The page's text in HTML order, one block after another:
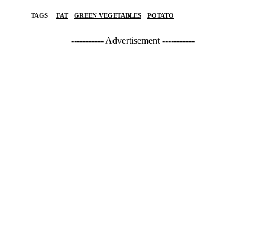
TAGS FAT GREEN VEGETABLES POTATO
----------- Advertisement -----------